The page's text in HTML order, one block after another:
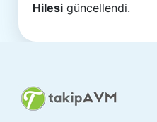
Hilesi güncellendi.